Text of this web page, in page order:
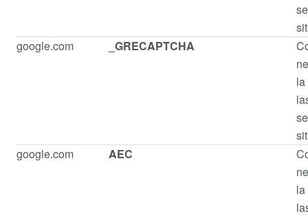
google.com
_GRECAPTCHA
google.com
AEC